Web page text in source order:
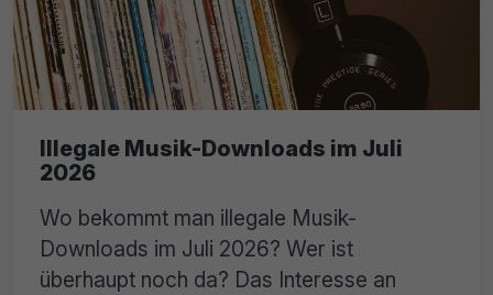
Illegale Musik-Downloads im Juli
2026
Wo bekommt man illegale Musik-
Downloads im Juli 2026? Wer ist
überhaupt noch da? Das Interesse an